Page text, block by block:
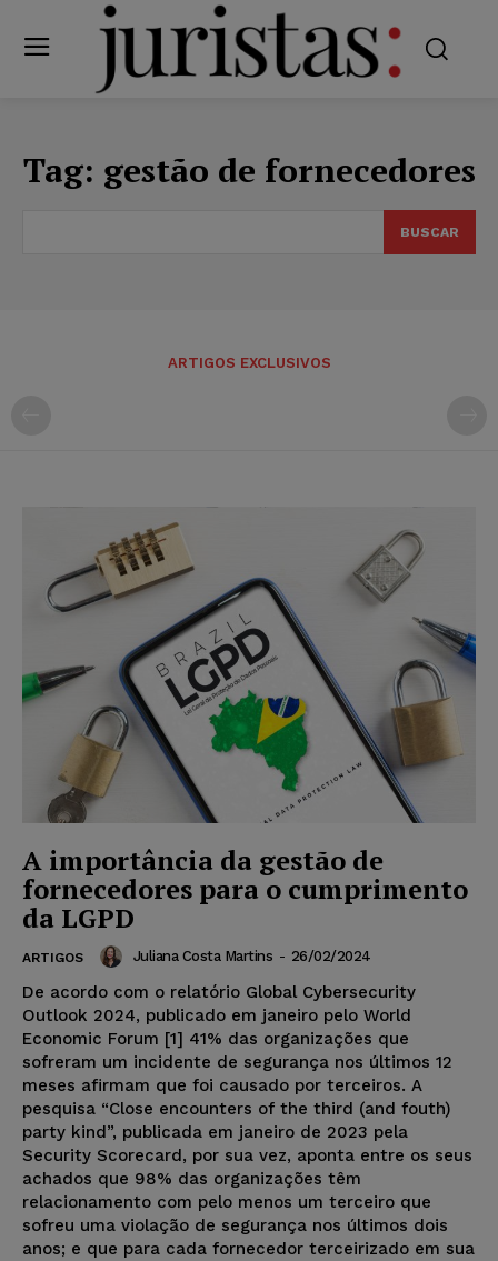
Tag: gestão de fornecedores
BUSCAR
ARTIGOS EXCLUSIVOS
A importância da gestão de
fornecedores para o cumprimento
da LGPD
ARTIGOS Juliana Costa Martins - 26/02/2024
De acordo com o relatório Global Cybersecurity
Outlook 2024, publicado em janeiro pelo World
Economic Forum [1] 41% das organizações que
sofreram um incidente de segurança nos últimos 12
meses afirmam que foi causado por terceiros. A
pesquisa “Close encounters of the third (and fouth)
party kind”, publicada em janeiro de 2023 pela
Security Scorecard, por sua vez, aponta entre os seus
achados que 98% das organizações têm
relacionamento com pelo menos um terceiro que
sofreu uma violação de segurança nos últimos dois
anos; e que para cada fornecedor terceirizado em sua